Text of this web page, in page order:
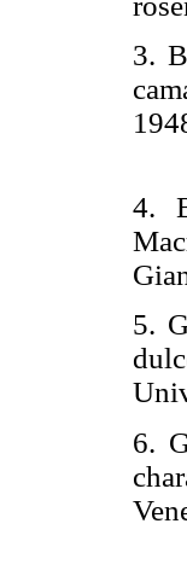
3.
4.
5.
6.